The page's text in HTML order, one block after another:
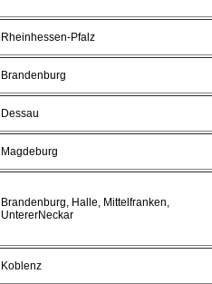
Rheinhessen-Pfalz
Brandenburg
Dessau
Magdeburg
Brandenburg, Halle, Mittelfranken,
UntererNeckar
Koblenz